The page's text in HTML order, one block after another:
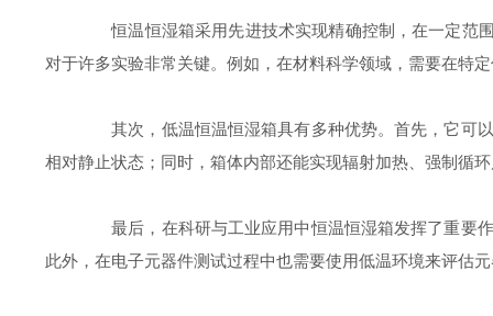
恒温恒湿箱采用先进技术实现精确控制，在一定范围
对于许多实验非常关键。例如，在材料科学领域，需要在特
其次，低温恒温恒湿箱具有多种优势。首先，它可以
相对静止状态；同时，箱体内部还能实现辐射加热、强制循
最后，在科研与工业应用中恒温恒湿箱发挥了重要作
此外，在电子元器件测试过程中也需要使用低温环境来评估